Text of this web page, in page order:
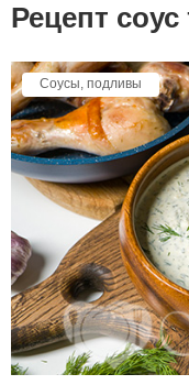
Рецепт cоус
Соусы, подливы